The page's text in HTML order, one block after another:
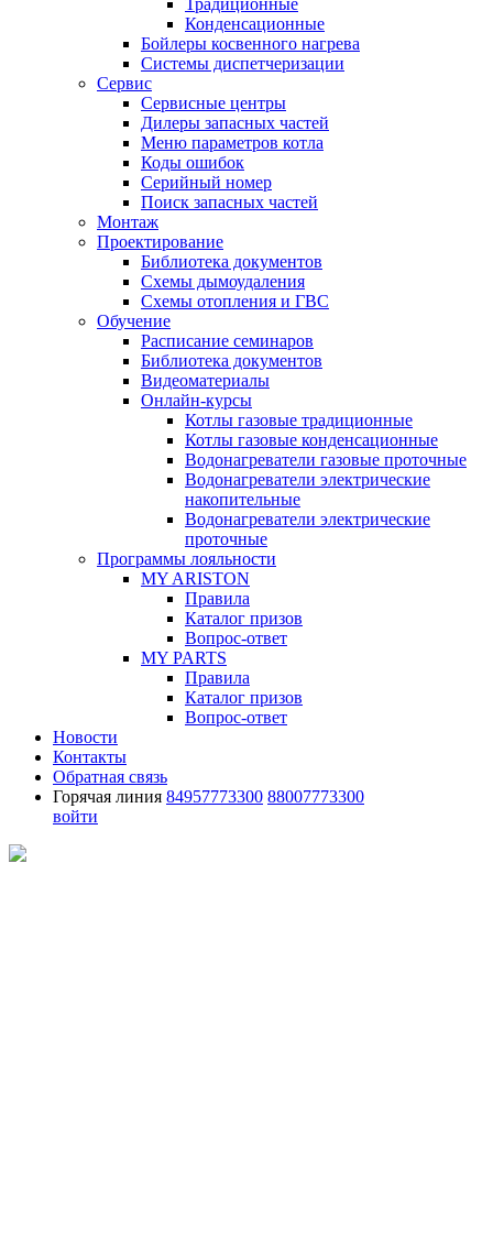
Традиционные
Конденсационные
Бойлеры косвенного нагрева
Системы диспетчеризации
Сервис
Сервисные центры
Дилеры запасных частей
Меню параметров котла
Коды ошибок
Серийный номер
Поиск запасных частей
Монтаж
Проектирование
Библиотека документов
Схемы дымоудаления
Схемы отопления и ГВС
Обучение
Расписание семинаров
Библиотека документов
Видеоматериалы
Онлайн-курсы
Котлы газовые традиционные
Котлы газовые конденсационные
Водонагреватели газовые проточные
Водонагреватели электрические
накопительные
Водонагреватели электрические
проточные
Программы лояльности
MY ARISTON
Правила
Каталог призов
Вопрос-ответ
MY PARTS
Правила
Каталог призов
Вопрос-ответ
Новости
Контакты
Обратная связь
Горячая линия 84957773300 88007773300
войти